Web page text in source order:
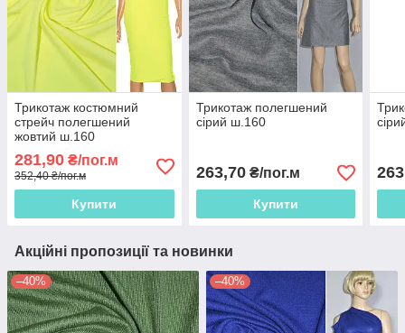
Трикотаж костюмний
стрейч полегшений
жовтий ш.160
281,90 ₴/пог.м
352,40 ₴/пог.м
Купити
Трикотаж полегшений
сірий ш.160
263,70₴/пог.м
Купити
Акційні пропозиції та новинки
–40% –40%